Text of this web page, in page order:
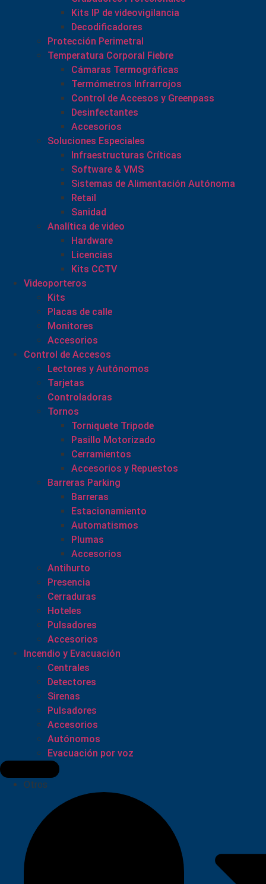
Kits IP de videovigilancia
Decodificadores
Protección Perimetral
Temperatura Corporal Fiebre
Cámaras Termográficas
Termómetros Infrarrojos
Control de Accesos y Greenpass
Desinfectantes
Accesorios
Soluciones Especiales
Infraestructuras Críticas
Software & VMS
Sistemas de Alimentación Autónoma
Retail
Sanidad
Analítica de video
Hardware
Licencias
Kits CCTV
Videoporteros
Kits
Placas de calle
Monitores
Accesorios
Control de Accesos
Lectores y Autónomos
Tarjetas
Controladoras
Tornos
Torniquete Tripode
Pasillo Motorizado
Cerramientos
Accesorios y Repuestos
Barreras Parking
Barreras
Estacionamiento
Automatismos
Plumas
Accesorios
Antihurto
Presencia
Cerraduras
Hoteles
Pulsadores
Accesorios
Incendio y Evacuación
Centrales
Detectores
Sirenas
Pulsadores
Accesorios
Autónomos
Evacuación por voz
Otros